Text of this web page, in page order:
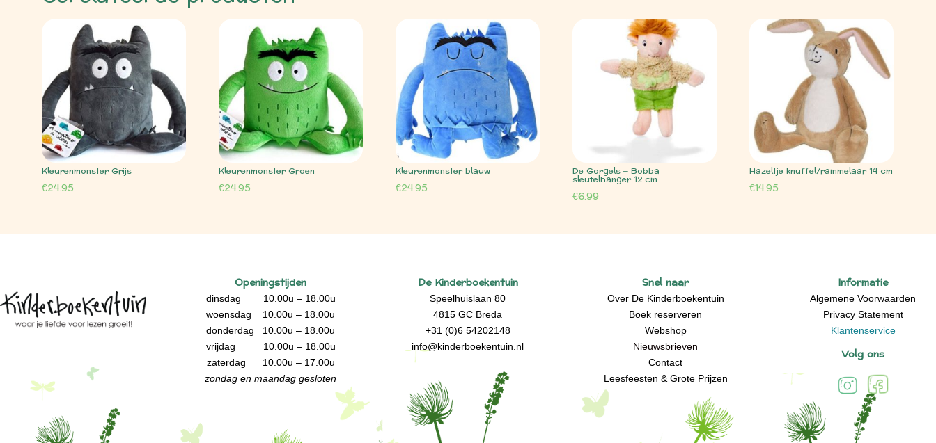
Kleurenmonster Grijs
€24.95
Kleurenmonster Groen
€24.95
Kleurenmonster blauw
€24.95
De Gorgels – Bobba
sleutelhanger 12 cm
€6.99
Hazeltje knuffel/rammelaar 14 cm
€14.95
Openingstijden
dinsdag 10.00u – 18.00u
woensdag 10.00u – 18.00u
donderdag 10.00u – 18.00u
vrijdag 10.00u – 18.00u
zaterdag 10.00u – 17.00u
zondag en maandag gesloten
De Kinderboekentuin
Speelhuislaan 80
4815 GC Breda
+31 (0)6 54202148
info@kinderboekentuin.nl
Snel naar
Over De Kinderboekentuin
Boek reserveren
Webshop
Nieuwsbrieven
Contact
Leesfeesten & Grote Prijzen
Informatie
Algemene Voorwaarden
Privacy Statement
Klantenservice
Volg ons